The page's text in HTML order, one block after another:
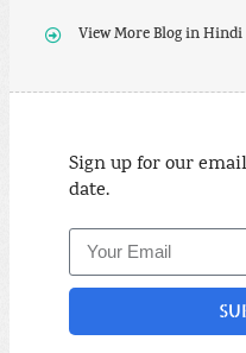
View More Blog in Hindi
Sign up for our
date.